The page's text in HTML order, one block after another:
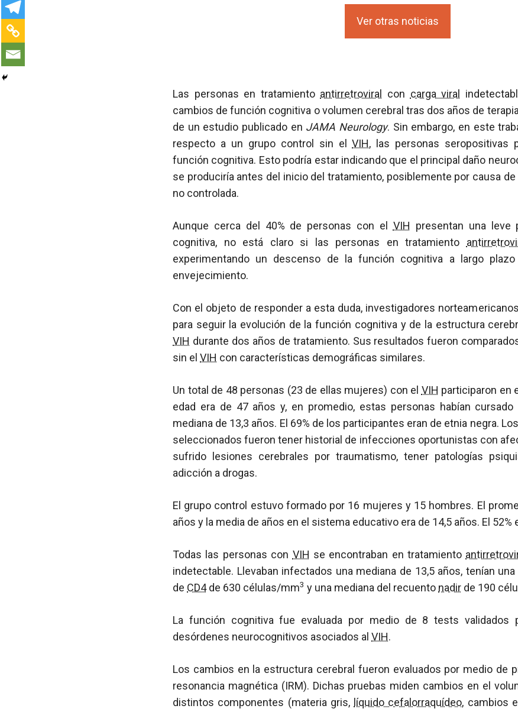
Ver otras noticias
Las personas en tratamiento antirretroviral con carga viral
cambios de función cognitiva o volumen cerebral tras dos años de
de un estudio publicado en JAMA Neurology. Sin embargo, en este
respecto a un grupo control sin elVIH, las personas seropositivas
función cognitiva. Esto podría estar indicando que el principal daño
se produciría antes del inicio del tratamiento, posiblemente por causa de
no controlada.
Aunque cerca del 40% de personas con el VIH presentan una leve
cognitiva, no está claro si las personas en tratamiento
experimentando un descenso de la función cognitiva a largo
envejecimiento.
Con el objeto de responder a esta duda, investigadores
para seguir la evolución de la función cognitiva y de la estructura
VIH durante dos años de tratamiento. Sus resultados fueron
sin el VIH con características demográficas similares.
Un total de 48 personas (23 de ellas mujeres) con el VIH participaron en
edad era de 47 años y, en promedio, estas personas habían
mediana de 13,3 años. El 69% de los participantes eran de etnia negra.
seleccionados fueron tener historial de infecciones oportunistas con
sufrido lesiones cerebrales por traumatismo, tener patologías
adicción a drogas.
El grupo control estuvo formado por 16 mujeres y 15 hombres. El
años y la media de años en el sistema educativo era de 14,5 años. El 52%
Todas las personas con VIH se encontraban en tratamiento
indetectable. Llevaban infectados una mediana de 13,5 años, tenían
de CD4de 630 células/mm3 y una mediana del recuento nadir de 190
La función cognitiva fue evaluada por medio de 8 tests validados
desórdenes neurocognitivos asociados al VIH.
Los cambios en la estructura cerebral fueron evaluados por medio de
resonancia magnética (IRM). Dichas pruebas miden cambios en el
distintos componentes (materia gris, líquido cefalorraquídeo, cambios